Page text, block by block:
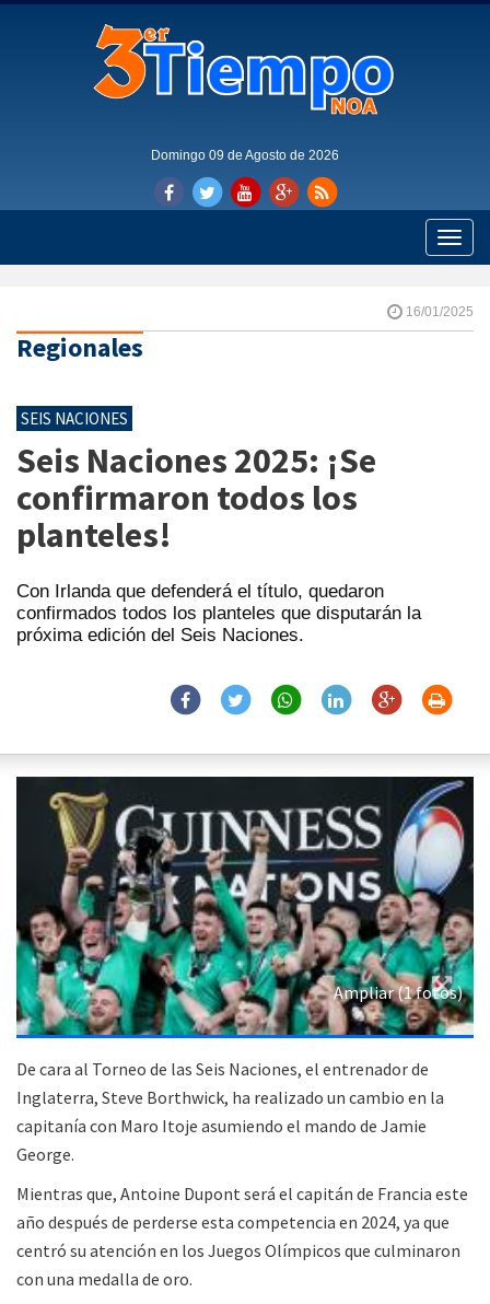
Domingo 09 de Agosto de 2026
Toggle
16/01/2025
Regionales
SEIS NACIONES
Seis Naciones 2025: ¡Se
confirmaron todos los
planteles!
Con Irlanda que defenderá el título, quedaron
confirmados todos los planteles que disputarán la
próxima edición del Seis Naciones.
Ampliar (1 fotos)
De cara al Torneo de las Seis Naciones, el entrenador de
Inglaterra, Steve Borthwick, ha realizado un cambio en la
capitanía con Maro Itoje asumiendo el mando de Jamie
George.
Mientras que, Antoine Dupont será el capitán de Francia este
año después de perderse esta competencia en 2024, ya que
centró su atención en los Juegos Olímpicos que culminaron
con una medalla de oro.